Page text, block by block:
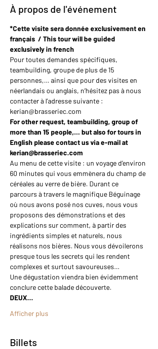
À propos de l'événement
*Cette visite sera donnée exclusivement en
français  / This tour will be guided
exclusively in french
Pour toutes demandes spécifiques,
teambuilding, groupe de plus de 15
personnes,… ainsi que pour des visites en
néerlandais ou anglais, n’hésitez pas à nous
contacter à l’adresse suivante :
kerian@brasseriec.com
For other request, teambuilding, group of
more than 15 people,... but also for tours in
English please contact us via e-mail at
kerian@brasseriec.com
Au menu de cette visite : un voyage d’environ
60 minutes qui vous emmènera du champ de
céréales au verre de bière. Durant ce
parcours à travers le magnifique Béguinage
où nous avons posé nos cuves, nous vous
proposons des démonstrations et des
explications sur comment, à partir des
ingrédients simples et naturels, nous
réalisons nos bières. Nous vous dévoilerons
presque tous les secrets qui les rendent
complexes et surtout savoureuses…
Une dégustation viendra bien évidemment
conclure cette balade découverte.
DEUX…
Afficher plus
Billets